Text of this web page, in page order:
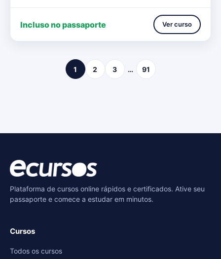
Incluso no passaporte Ver curso
1 2 3 … 91
Plataforma de cursos online rápidos e certificados. Ative seu
passaporte e comece a estudar em minutos.
Cursos
Todos os cursos